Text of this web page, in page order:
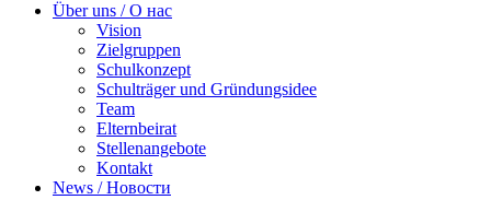
Über uns / О нас
Vision
Zielgruppen
Schulkonzept
Schulträger und Gründungsidee
Team
Elternbeirat
Stellenangebote
Kontakt
News / Новости